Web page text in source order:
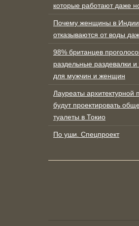
которые работают даже
Почему женщины в Индии
отказываются от воды
98% британцев
раздельные раздевалки и
для мужчин и женщин
Лауреаты архитектурной
будут проектировать
туалеты в Токио
По уши. Спецпроект